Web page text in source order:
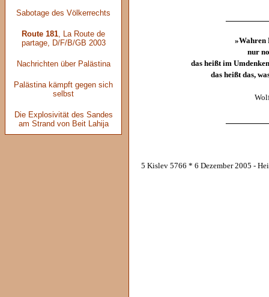
Sabotage des Völkerrechts
Route 181, La Route de
partage, D/F/B/GB 2003
Nachrichten über Palästina
Palästina kämpft gegen sich
selbst
Die Explosivität des Sandes
am Strand von Beit Lahija
»Wahren
nur
das heißt im
das heißt das,
5 Kislev 5766 * 6 Dezember 2005 -